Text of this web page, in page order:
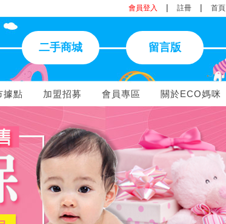
會員登入 | 註冊 | 首頁
二手商城 留言版
據點 加盟招募 會員專區 關於ECO媽咪